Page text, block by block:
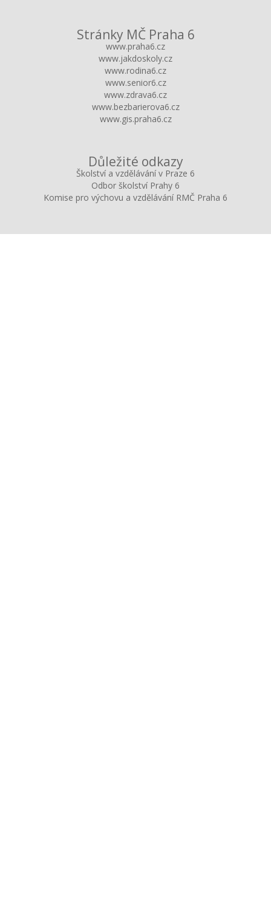
Stránky MČ Praha 6
www.praha6.cz
www.jakdoskoly.cz
www.rodina6.cz
www.senior6.cz
www.zdrava6.cz
www.bezbarierova6.cz
www.gis.praha6.cz
Důležité odkazy
Školství a vzdělávání v Praze 6
Odbor školství Prahy 6
Komise pro výchovu a vzdělávání RMČ Praha 6